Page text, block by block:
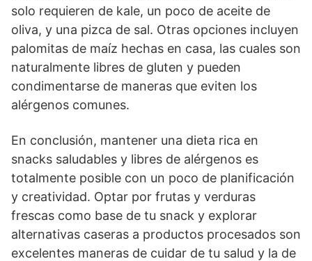
solo requieren de kale, un poco de aceite de
oliva, y una pizca de sal. Otras opciones incluyen
palomitas de maíz hechas en casa, las cuales son
naturalmente libres de gluten y pueden
condimentarse de maneras que eviten los
alérgenos comunes.
En conclusión, mantener una dieta rica en
snacks saludables y libres de alérgenos es
totalmente posible con un poco de planificación
y creatividad. Optar por frutas y verduras
frescas como base de tu snack y explorar
alternativas caseras a productos procesados son
excelentes maneras de cuidar de tu salud y la de